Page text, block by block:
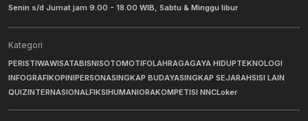
Senin s/d Jumat jam 9.00 - 18.00 WIB, Sabtu & Minggu libur
Kategori
PERISTIWAWISATABISNISOTOMOTIFOLAHRAGAGAYA HIDUPTEKNOLOGI
INFOGRAFIKOPINIPERSONASINGKAP BUDAYASINGKAP SEJARAHSISI LAIN
QUIZINTERNASIONALFIKSIHUMANIORAKOMPETISI NNCLoker